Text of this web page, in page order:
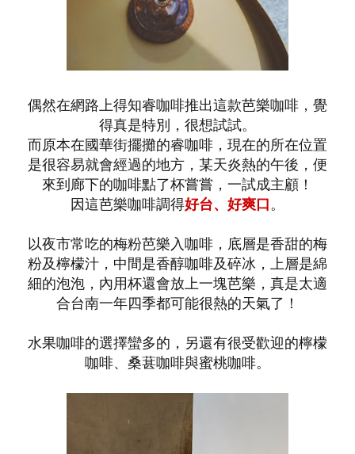
偶然在網路上得知睿咖啡推出這款芭樂咖啡，覺
得真是特別，很想試試。
而原本在國華街擺攤的睿咖啡，現在的所在位置
是很容易就會經過的地方，某天炎熱的午後，便
來到廊下的咖啡點了杯嘗嘗，一試成主顧！
因這芭樂咖啡調得好台、好爽口。
以夜市常吃的梅粉芭樂入咖啡，底層是香甜的梅
粉及檸檬汁，中間是香醇咖啡及碎冰，上層是綿
細的泡泡，內用杯還會放上一塊芭樂，真是太適
合台南一年四季都可能很熱的天氣了！
水果咖啡的選擇蠻多的，另還有很受歡迎的檸檬
咖啡、桑葚咖啡與蜜桃咖啡。